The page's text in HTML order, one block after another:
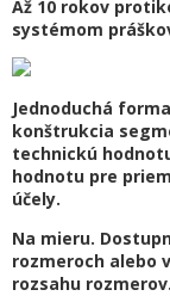
Až 10 rokov
systémom
Jednoduchá
konštrukcia
technickú
hodnotu pre
účely.
Na mieru.
rozmeroch alebo
rozsahu rozmerov.